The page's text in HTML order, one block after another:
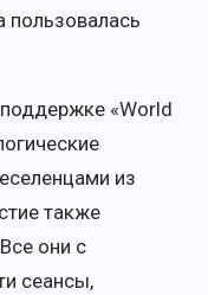
пользовалась
«World
из
также
они с
сеансы,